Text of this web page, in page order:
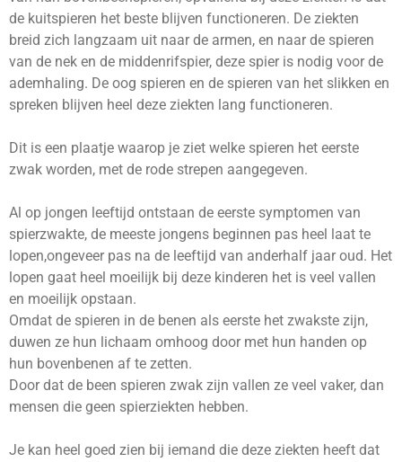
de kuitspieren het beste blijven functioneren. De ziekten
breid zich langzaam uit naar de armen, en naar de spieren
van de nek en de middenrifspier, deze spier is nodig voor de
ademhaling. De oog spieren en de spieren van het slikken en
spreken blijven heel deze ziekten lang functioneren.
Dit is een plaatje waarop je ziet welke spieren het eerste
zwak worden, met de rode strepen aangegeven.
Al op jongen leeftijd ontstaan de eerste symptomen van
spierzwakte, de meeste jongens beginnen pas heel laat te
lopen,ongeveer pas na de leeftijd van anderhalf jaar oud. Het
lopen gaat heel moeilijk bij deze kinderen het is veel vallen
en moeilijk opstaan.
Omdat de spieren in de benen als eerste het zwakste zijn,
duwen ze hun lichaam omhoog door met hun handen op
hun bovenbenen af te zetten.
Door dat de been spieren zwak zijn vallen ze veel vaker, dan
mensen die geen spierziekten hebben.
Je kan heel goed zien bij iemand die deze ziekten heeft dat